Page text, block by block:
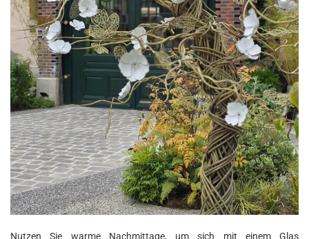
Nutzen Sie warme Nachmittage, um sich mit einem Glas